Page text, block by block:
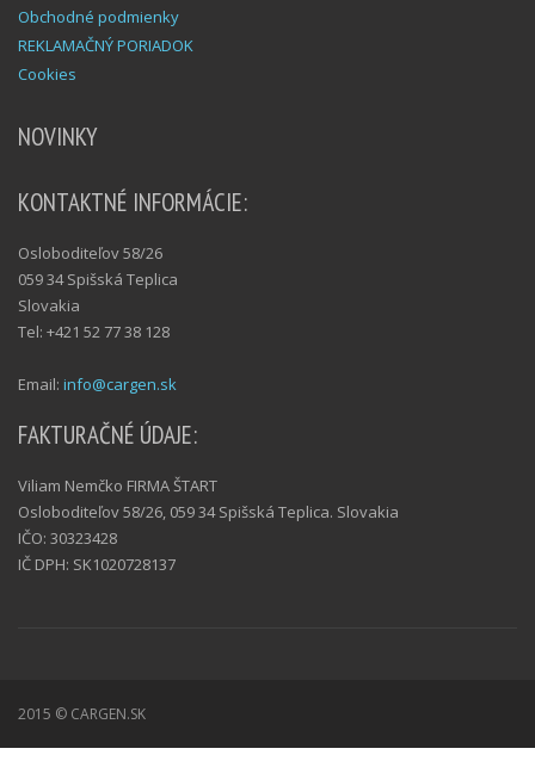
Obchodné podmienky
REKLAMAČNÝ PORIADOK
Cookies
NOVINKY
KONTAKTNÉ INFORMÁCIE:
Osloboditeľov 58/26
059 34 Spišská Teplica
Slovakia
Tel: +421 52 77 38 128
Email: info@cargen.sk
FAKTURAČNÉ ÚDAJE:
Viliam Nemčko FIRMA ŠTART
Osloboditeľov 58/26, 059 34 Spišská Teplica. Slovakia
IČO: 30323428
IČ DPH: SK1020728137
2015 © CARGEN.SK